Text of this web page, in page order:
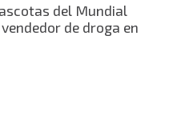
del Mundial
de droga en